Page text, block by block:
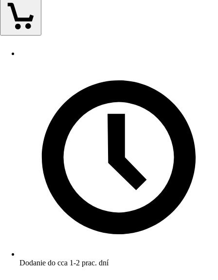
Dodanie do cca 1-2 prac. dní